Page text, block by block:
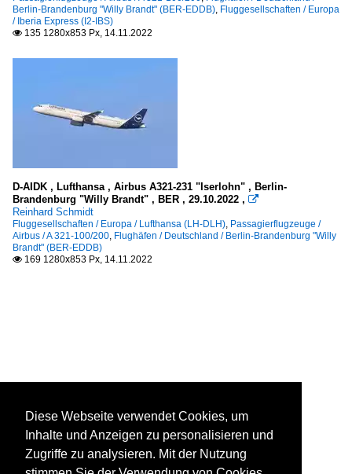
Berlin-Brandenburg "Willy Brandt" (BER-EDDB), Fluggesellschaften / Europa
/ Iberia Express (I2-IBS)
 135 1280x853 Px, 14.11.2022
D-AIDK , Lufthansa , Airbus A321-231 "Iserlohn" , Berlin-
Brandenburg "Willy Brandt" , BER , 29.10.2022 , 
Reinhard Schmidt
Fluggesellschaften / Europa / Lufthansa (LH-DLH), Passagierflugzeuge /
Airbus / A 321-100/200, Flughäfen / Deutschland / Berlin-Brandenburg "Willy
Brandt" (BER-EDDB)
 169 1280x853 Px, 14.11.2022
Diese Webseite verwendet Cookies, um
Inhalte und Anzeigen zu personalisieren und
Zugriffe zu analysieren. Mit der Nutzung